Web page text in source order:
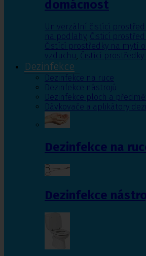
domácnost
Univerzální čistící
na podlahy, Čisticí
Čistící prostředky na mytí
vzduchu, Čistící prostředky
Dezinfekce
Dezinfekce na ruce
Dezinfekce nástrojů
Dezinfekce ploch a
Dávkovače a aplikátory
Dezinfekce na
Dezinfekce